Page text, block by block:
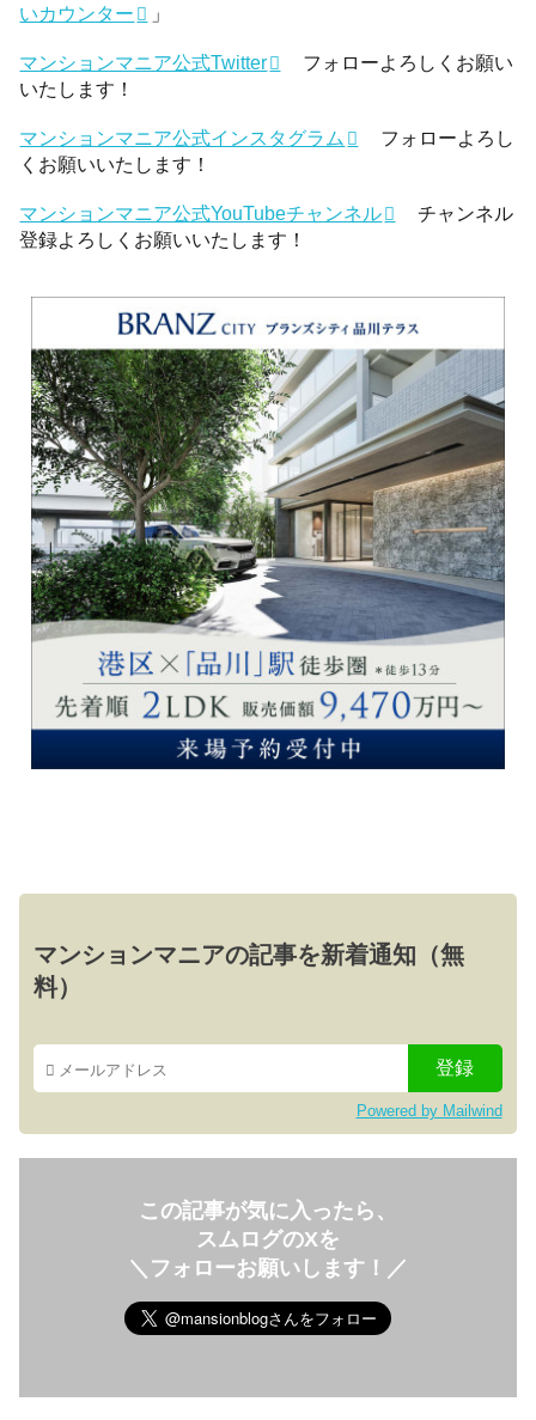
いカウンター
」
マンションマニア公式Twitter
フォローよろしくお願い
いたします！
マンションマニア公式インスタグラム
フォローよろし
くお願いいたします！
マンションマニア公式YouTubeチャンネル
チャンネル
登録よろしくお願いいたします！
マンションマニアの記事を新着通知（無
料）
Powered by Mailwind
この記事が気に入ったら、
スムログのXを
＼フォローお願いします！／